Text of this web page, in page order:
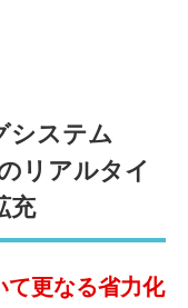
システム
リアルタイ
充
て更なる省力化